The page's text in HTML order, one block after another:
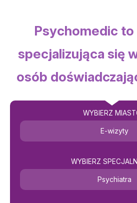
Psychomedic to
specjalizująca się
osób
WYBIERZ
E-wizyty
WYBIERZ
Psychiatra